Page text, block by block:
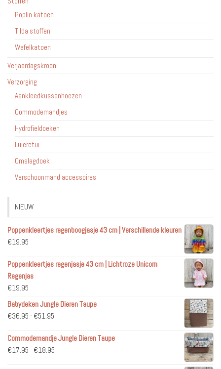
Poplin katoen
Tilda stoffen
Wafelkatoen
Verjaardagskroon
Verzorging
Aankleedkussenhoezen
Commodemandjes
Hydrofieldoeken
Luieretui
Omslagdoek
Verschoonmand accessoires
NIEUW
Poppenkleertjes regenboogjasje 43 cm | Verschillende kleuren
€19.95
Poppenkleertjes regenjasje 43 cm | Lichtroze Unicorn
Regenjas
€19.95
Babydeken Jungle Dieren Taupe
€36.95 - €51.95
tot
€51.95
Commodemandje Jungle Dieren Taupe
€17.95 - €18.95